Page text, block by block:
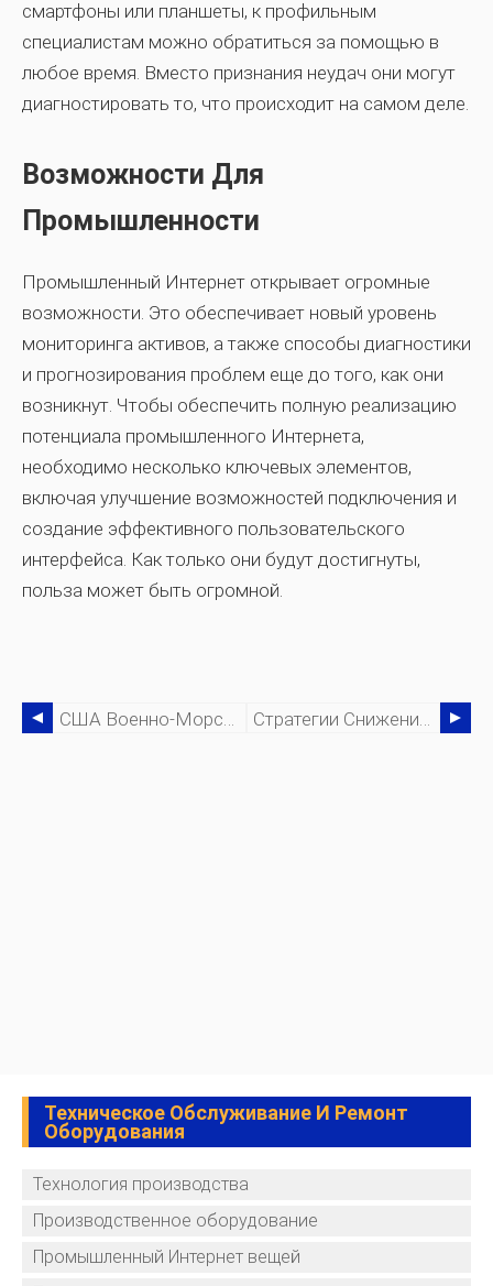
смартфоны или планшеты, к профильным
специалистам можно обратиться за помощью в
любое время. Вместо признания неудач они могут
диагностировать то, что происходит на самом деле.
Возможности Для
Промышленности
Промышленный Интернет открывает огромные
возможности. Это обеспечивает новый уровень
мониторинга активов, а также способы диагностики
и прогнозирования проблем еще до того, как они
возникнут. Чтобы обеспечить полную реализацию
потенциала промышленного Интернета,
необходимо несколько ключевых элементов,
включая улучшение возможностей подключения и
создание эффективного пользовательского
интерфейса. Как только они будут достигнуты,
польза может быть огромной.
Техническое Обслуживание И Ремонт
Оборудования
Технология производства
Производственное оборудование
Промышленный Интернет вещей